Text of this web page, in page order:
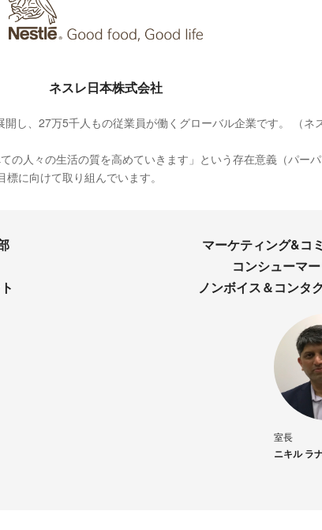
ネスレ日本株式会社
し、27万5千人もの従業員が働くグローバル企業です。 （ネ
の人々の生活の質を高めていきます」という存在意義（パー
に向けて取り組んでいます。
マーケティング&コ
コンシューマ
ノンボイス＆コンタ
室長
ニキル ラ